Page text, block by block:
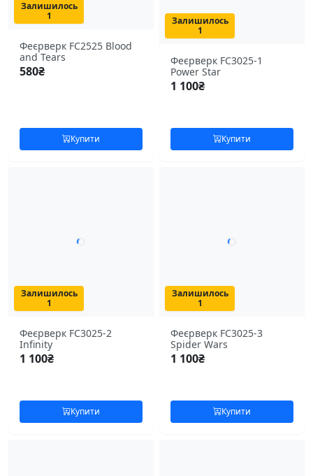
Залишилось
1
Феєрверк FC2525 Blood
and Tears
580₴
Купити
Залишилось
1
Феєрверк FC3025-1
Power Star
1 100₴
Купити
Залишилось
1
Феєрверк FC3025-2
Infinity
1 100₴
Купити
Залишилось
1
Феєрверк FC3025-3
Spider Wars
1 100₴
Купити